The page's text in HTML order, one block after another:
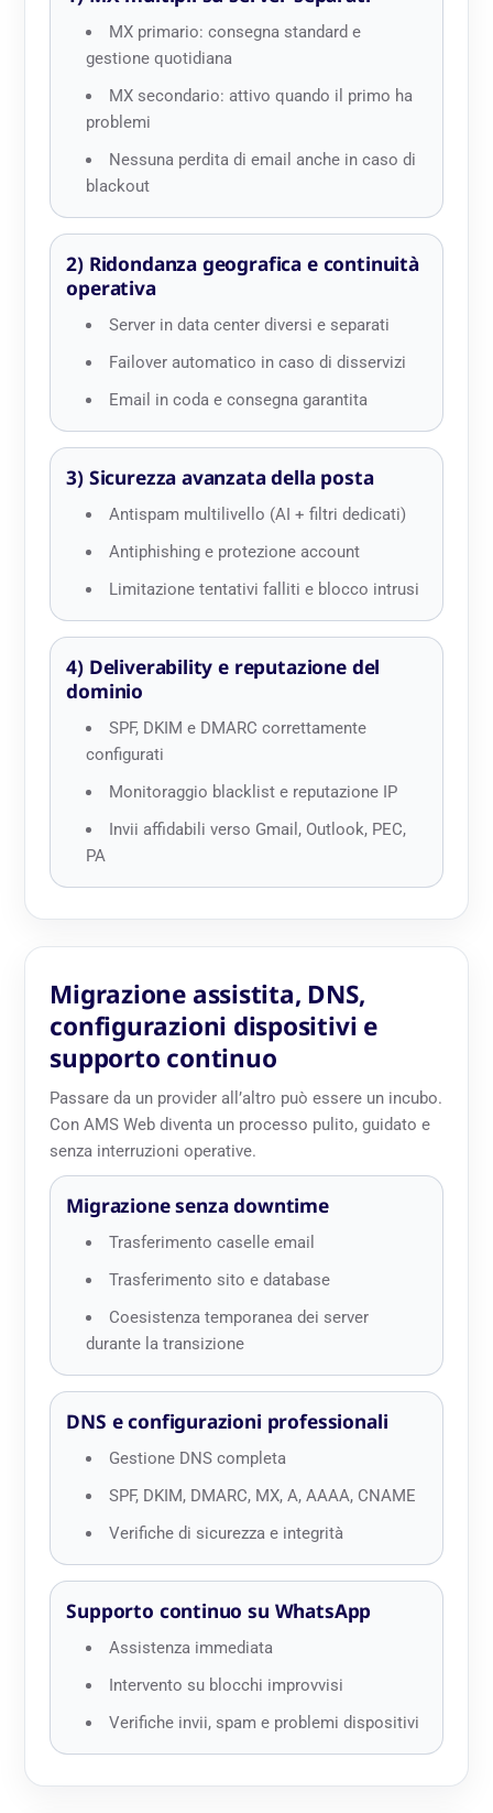
MX primario: consegna standard e
gestione quotidiana
MX secondario: attivo quando il primo ha
problemi
Nessuna perdita di email anche in caso di
blackout
2) Ridondanza geografica e continuità
operativa
Server in data center diversi e separati
Failover automatico in caso di disservizi
Email in coda e consegna garantita
3) Sicurezza avanzata della posta
Antispam multilivello (AI + filtri dedicati)
Antiphishing e protezione account
Limitazione tentativi falliti e blocco intrusi
4) Deliverability e reputazione del
dominio
SPF, DKIM e DMARC correttamente
configurati
Monitoraggio blacklist e reputazione IP
Invii affidabili verso Gmail, Outlook, PEC,
PA
Migrazione assistita, DNS,
configurazioni dispositivi e
supporto continuo
Passare da un provider all’altro può essere un incubo.
Con AMS Web diventa un processo pulito, guidato e
senza interruzioni operative.
Migrazione senza downtime
Trasferimento caselle email
Trasferimento sito e database
Coesistenza temporanea dei server
durante la transizione
DNS e configurazioni professionali
Gestione DNS completa
SPF, DKIM, DMARC, MX, A, AAAA, CNAME
Verifiche di sicurezza e integrità
Supporto continuo su WhatsApp
Assistenza immediata
Intervento su blocchi improvvisi
Verifiche invii, spam e problemi dispositivi